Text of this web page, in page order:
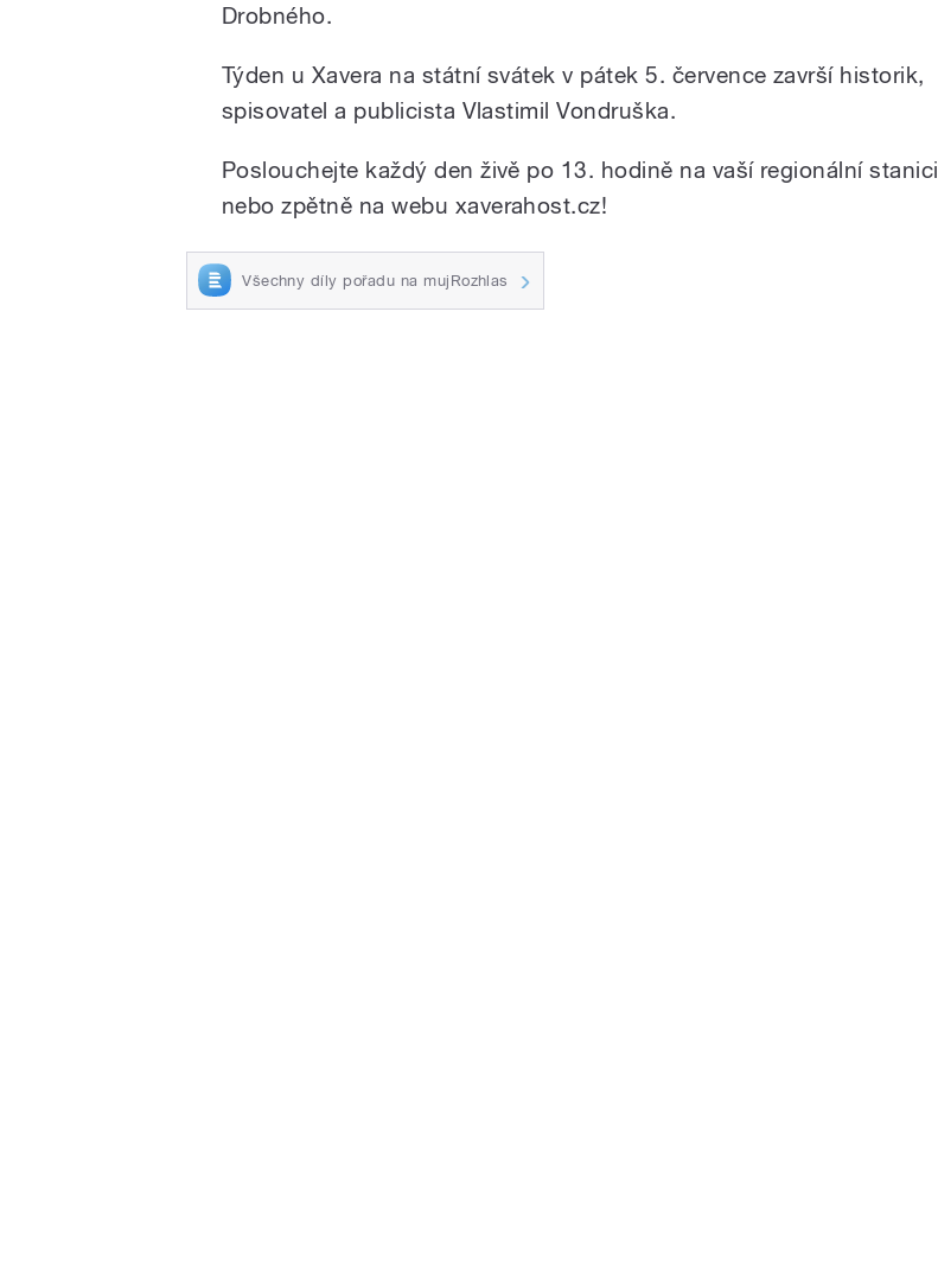
Drobného.
Týden u Xavera na státní svátek v pátek 5. července završí historik,
spisovatel a publicista Vlastimil Vondruška.
Poslouchejte každý den živě po 13. hodině na vaší regionální stanici
nebo zpětně na webu xaverahost.cz!
Všechny díly pořadu na mujRozhlas